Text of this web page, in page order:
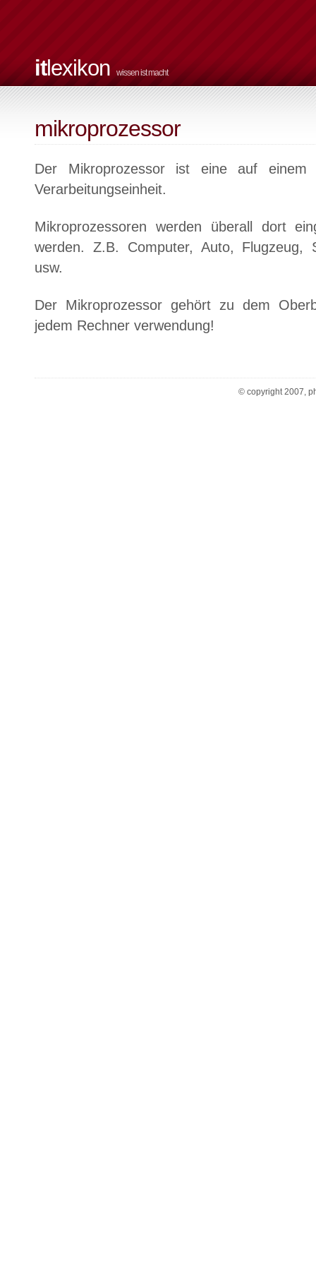
itlexikon wissen ist macht
mikroprozessor
Der Mikroprozessor ist eine auf einem
Verarbeitungseinheit.
Mikroprozessoren werden überall dort
werden. Z.B. Computer, Auto, Flugzeug,
usw.
Der Mikroprozessor gehört zu dem
jedem Rechner verwendung!
© copyright 2007,